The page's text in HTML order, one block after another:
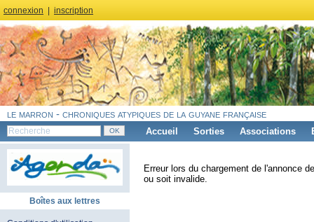
connexion inscription
le marron - chroniques atypiques de la guyane française
Accueil Sorties Associations
Boîtes aux lettres
Erreur lors du chargement de l'annonce
ou soit invalide.